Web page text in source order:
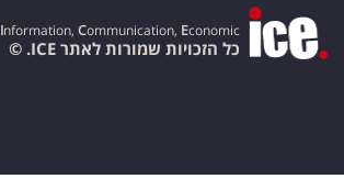
Information, Communication, Economic
כל הזכויות שמורות לאתר ICE. ©